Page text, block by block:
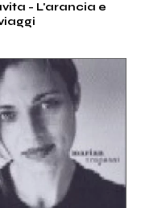
- L'arancia e